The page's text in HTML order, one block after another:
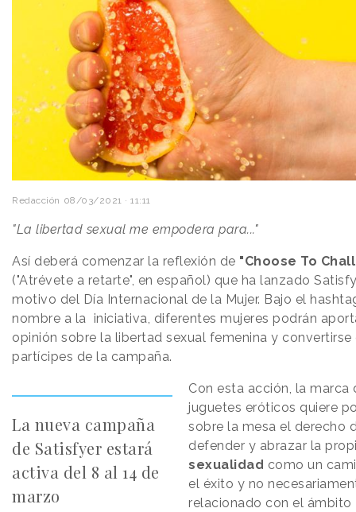
Redacción 08/03/2021 · 11:11
"La libertad sexual me empodera para..."
Así deberá comenzar la reflexión de "Choose To
("Atrévete a retarte", en español) que ha lanzado
motivo del Día Internacional de la Mujer. Bajo el
nombre a la iniciativa, diferentes mujeres podrán
opinión sobre la libertad sexual femenina y convertirse
partícipes de la campaña.
La nueva campaña
de Satisfyer estará
activa del 8 al 14 de
marzo
Con esta acción, la marca
juguetes eróticos quiere
sobre la mesa el derecho
defender y abrazar la
sexualidad como un
el éxito y no
relacionado con el ámbito